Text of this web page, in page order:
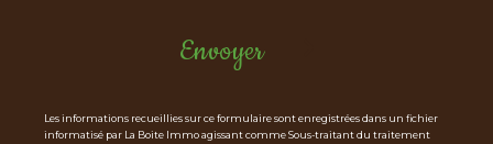
Envoyer
Les informations recueillies sur ce formulaire sont enregistrées dans un fichier
informatisé par La Boite Immo agissant comme Sous-traitant du traitement